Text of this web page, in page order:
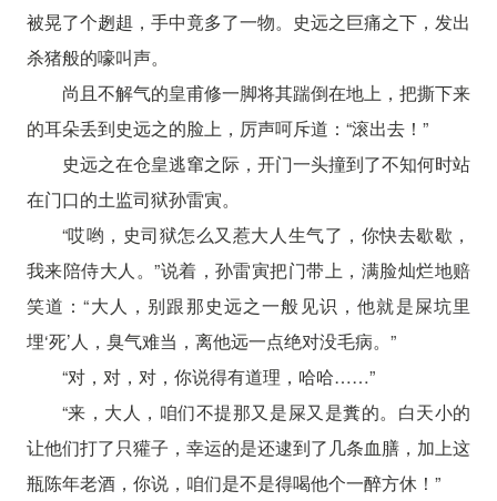
被晃了个趔趄，手中竟多了一物。史远之巨痛之下，发出
杀猪般的嚎叫声。
尚且不解气的皇甫修一脚将其踹倒在地上，把撕下来
的耳朵丢到史远之的脸上，厉声呵斥道：“滚出去！”
史远之在仓皇逃窜之际，开门一头撞到了不知何时站
在门口的土监司狱孙雷寅。
“哎哟，史司狱怎么又惹大人生气了，你快去歇歇，
我来陪侍大人。”说着，孙雷寅把门带上，满脸灿烂地赔
笑道：“大人，别跟那史远之一般见识，他就是屎坑里
埋‘死’人，臭气难当，离他远一点绝对没毛病。”
“对，对，对，你说得有道理，哈哈……”
“来，大人，咱们不提那又是屎又是糞的。白天小的
让他们打了只獾子，幸运的是还逮到了几条血膳，加上这
瓶陈年老酒，你说，咱们是不是得喝他个一醉方休！”